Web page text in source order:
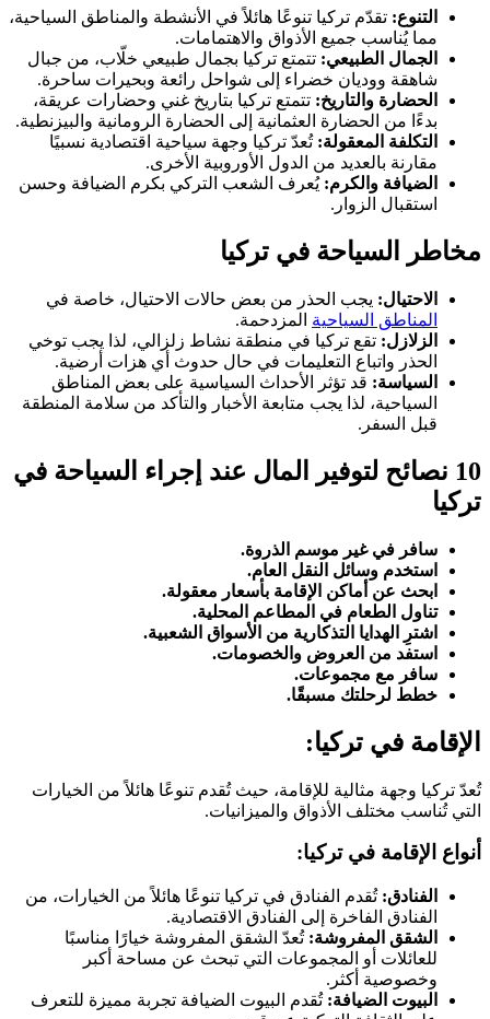
التنوع: تقدّم تركيا تنوعًا هائلاً في الأنشطة والمناطق السياحية،
مما يُناسب جميع الأذواق والاهتمامات.
الجمال الطبيعي: تتمتع تركيا بجمال طبيعي خلّاب، من جبال
شاهقة ووديان خضراء إلى شواحل رائعة وبحيرات ساحرة.
الحضارة والتاريخ: تتمتع تركيا بتاريخ غني وحضارات عريقة،
بدءًا من الحضارة العثمانية إلى الحضارة الرومانية والبيزنطية.
التكلفة المعقولة: تُعدّ تركيا وجهة سياحية اقتصادية نسبيًا
مقارنة بالعديد من الدول الأوروبية الأخرى.
الضيافة والكرم: يُعرف الشعب التركي بكرم الضيافة وحسن
استقبال الزوار.
مخاطر السياحة في تركيا
الاحتيال: يجب الحذر من بعض حالات الاحتيال، خاصة في
المناطق السياحية المزدحمة.
الزلازل: تقع تركيا في منطقة نشاط زلزالي، لذا يجب توخي
الحذر واتباع التعليمات في حال حدوث أي هزات أرضية.
السياسة: قد تؤثر الأحداث السياسية على بعض المناطق
السياحية، لذا يجب متابعة الأخبار والتأكد من سلامة المنطقة
قبل السفر.
10 نصائح لتوفير المال عند إجراء السياحة في
تركيا
سافر في غير موسم الذروة.
استخدم وسائل النقل العام.
ابحث عن أماكن الإقامة بأسعار معقولة.
تناول الطعام في المطاعم المحلية.
اشترِ الهدايا التذكارية من الأسواق الشعبية.
استفد من العروض والخصومات.
سافر مع مجموعات.
خطط لرحلتك مسبقًا.
الإقامة في تركيا:
تُعدّ تركيا وجهة مثالية للإقامة، حيث تُقدم تنوعًا هائلاً من الخيارات
التي تُناسب مختلف الأذواق والميزانيات.
أنواع الإقامة في تركيا:
الفنادق: تُقدم الفنادق في تركيا تنوعًا هائلاً من الخيارات، من
الفنادق الفاخرة إلى الفنادق الاقتصادية.
الشقق المفروشة: تُعدّ الشقق المفروشة خيارًا مناسبًا
للعائلات أو المجموعات التي تبحث عن مساحة أكبر
وخصوصية أكثر.
البيوت الضيافة: تُقدم البيوت الضيافة تجربة مميزة للتعرف